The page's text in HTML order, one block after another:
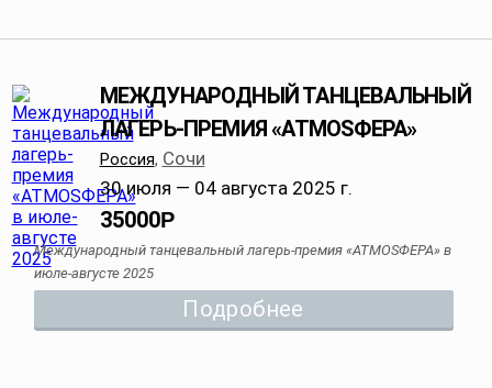
МЕЖДУНАРОДНЫЙ ТАНЦЕВАЛЬНЫЙ
ЛАГЕРЬ-ПРЕМИЯ «АТМОSФЕРА»
Россия, Сочи
30 июля — 04 августа 2025 г.
35000Р
Международный танцевальный лагерь-премия «АТМОSФЕРА» в
июле-августе 2025
Подробнее